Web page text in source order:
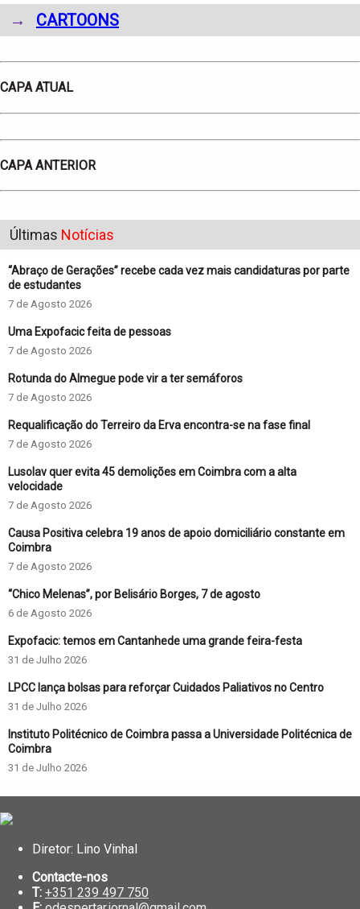
→ CARTOONS
CAPA ATUAL
CAPA ANTERIOR
Últimas Notícias
“Abraço de Gerações” recebe cada vez mais candidaturas por parte
de estudantes
7 de Agosto 2026
Uma Expofacic feita de pessoas
7 de Agosto 2026
Rotunda do Almegue pode vir a ter semáforos
7 de Agosto 2026
Requalificação do Terreiro da Erva encontra-se na fase final
7 de Agosto 2026
Lusolav quer evita 45 demolições em Coimbra com a alta
velocidade
7 de Agosto 2026
Causa Positiva celebra 19 anos de apoio domiciliário constante em
Coimbra
7 de Agosto 2026
“Chico Melenas”, por Belisário Borges, 7 de agosto
6 de Agosto 2026
Expofacic: temos em Cantanhede uma grande feira-festa
31 de Julho 2026
LPCC lança bolsas para reforçar Cuidados Paliativos no Centro
31 de Julho 2026
Instituto Politécnico de Coimbra passa a Universidade Politécnica de
Coimbra
31 de Julho 2026
Diretor: Lino Vinhal
Contacte-nos
T: +351 239 497 750